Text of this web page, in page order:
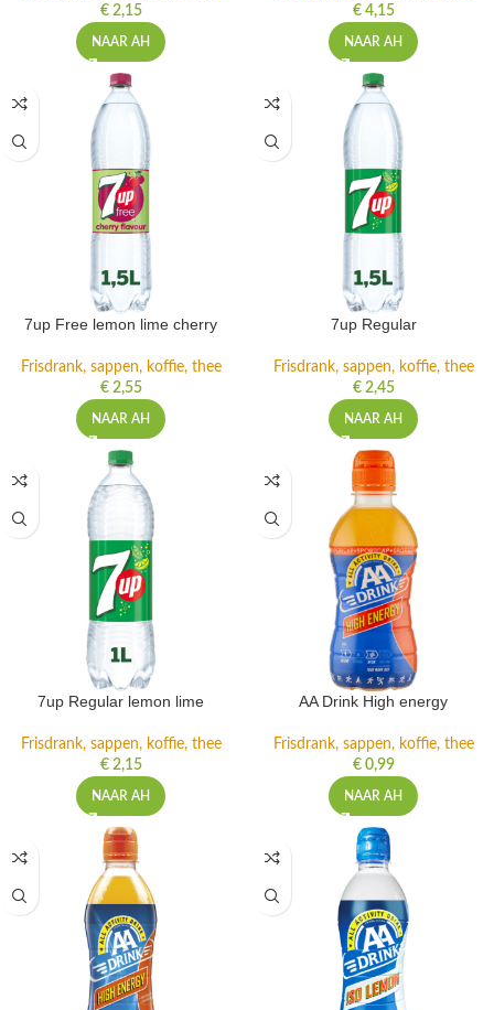
€2,15
NAAR AH
€4,15
NAAR AH
7up Free lemon lime cherry
Frisdrank, sappen, koffie, thee
€2,55
NAAR AH
7up Regular
Frisdrank, sappen, koffie, thee
€2,45
NAAR AH
7up Regular lemon lime
Frisdrank, sappen, koffie, thee
€2,15
NAAR AH
AA Drink High energy
Frisdrank, sappen, koffie, thee
€0,99
NAAR AH